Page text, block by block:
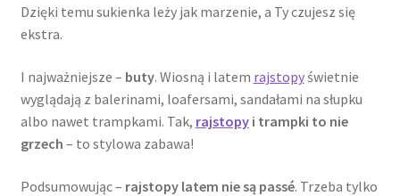
Dzięki temu sukienka leży jak marzenie, a Ty czujesz się
ekstra.
I najważniejsze – buty. Wiosną i latem rajstopyświetnie
wyglądają z balerinami, loafersami, sandałami na słupku
albo nawet trampkami. Tak, rajstopyi trampki to nie
grzech – to stylowa zabawa!
Podsumowując – rajstopy latem nie są passé. Trzeba tylko